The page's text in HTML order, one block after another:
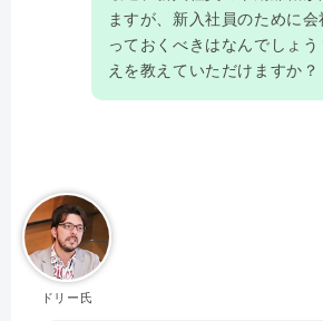
ますが、新入社員のために
っておくべきはなんでしょ
えを教えていただけますか？
ドリー氏